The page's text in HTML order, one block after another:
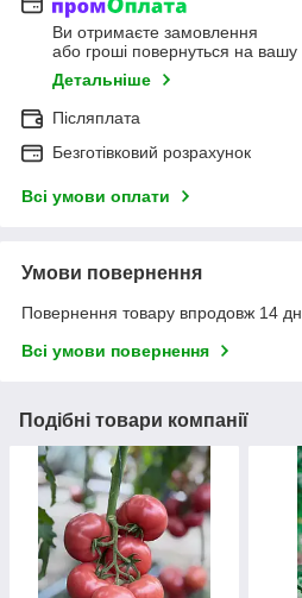
Ви отримаєте замовлення
або гроші повернуться на вашу
Детальніше
Післяплата
Безготівковий розрахунок
Всі умови оплати
Умови повернення
Повернення товару впродовж 14
Всі умови повернення
Подібні товари компанії